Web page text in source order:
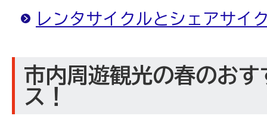
レンタサイクルとシェアサイ
市内周遊観光の春のお
ス！